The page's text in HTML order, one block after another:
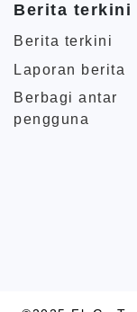
Berita terkini
Berita terkini
Laporan berita
Berbagi antar
pengguna